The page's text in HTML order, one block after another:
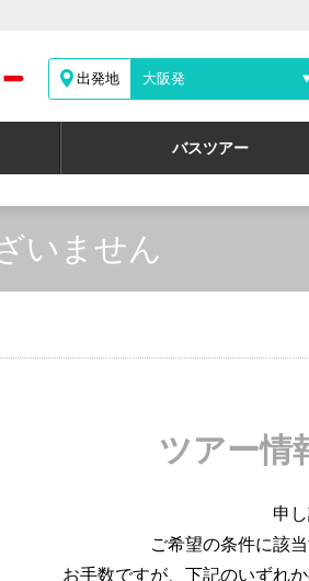
出発地 大阪発
バスツアー
いません
ツアー情
申
ご希望の条件に該
お手数ですが、下記のいずれ